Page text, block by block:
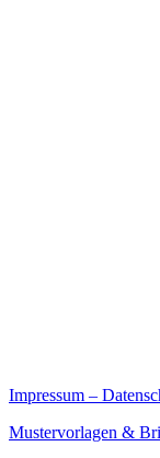
Impressum –
Mustervorlagen &